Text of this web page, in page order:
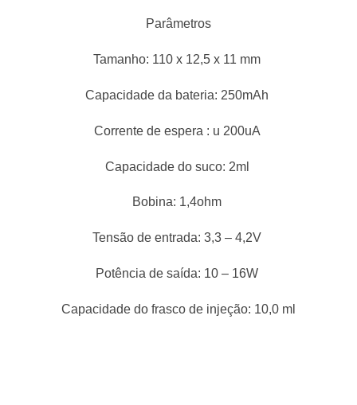
Parâmetros
Tamanho: 110 x 12,5 x 11 mm
Capacidade da bateria: 250mAh
Corrente de espera : u 200uA
Capacidade do suco: 2ml
Bobina: 1,4ohm
Tensão de entrada: 3,3 – 4,2V
Potência de saída: 10 – 16W
Capacidade do frasco de injeção: 10,0 ml